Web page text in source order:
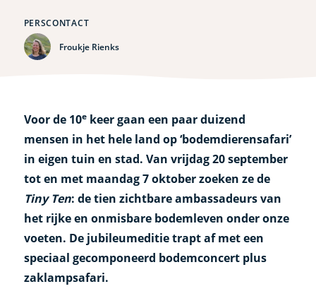
PERSCONTACT
Froukje Rienks
Voor de 10ekeer gaan een paar duizend
mensen in het hele land op ‘bodemdierensafari’
in eigen tuin en stad. Van vrijdag 20 september
tot en met maandag 7 oktober zoeken ze de
Tiny Ten: de tien zichtbare ambassadeurs van
het rijke en onmisbare bodemleven onder onze
voeten. De jubileumeditie trapt af met een
speciaal gecomponeerd bodemconcert plus
zaklampsafari.